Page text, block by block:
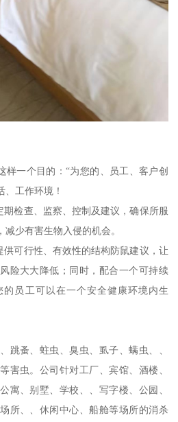
样一个目的：“为您的、员工、客户创
工作环境！
检查、监察、控制及建议，确保所服
少有害生物入侵的机会。
可行性、有效性的结构防鼠建议，让
险大大降低；同时，配合一个可持续
员工可以在一个安全健康环境内生
跳蚤、蛀虫、臭虫、虱子、螨虫、、
害虫。公司针对工厂、宾馆、酒楼、
寓、别墅、学校、、写字楼、公园、
所、、休闲中心、船舱等场所的消杀